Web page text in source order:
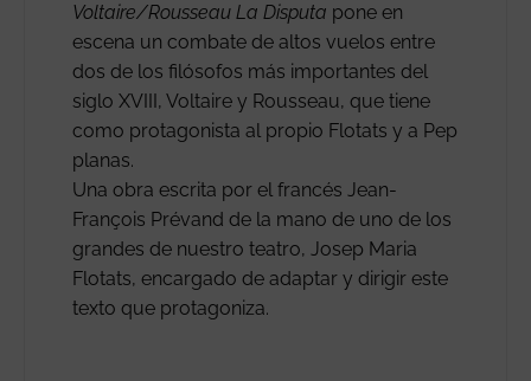
Voltaire/Rousseau La Disputa pone en
escena un combate de altos vuelos entre
dos de los filósofos más importantes del
siglo XVIII, Voltaire y Rousseau, que tiene
como protagonista al propio Flotats y a Pep
planas.
Una obra escrita por el francés Jean-
François Prévand de la mano de uno de los
grandes de nuestro teatro, Josep Maria
Flotats, encargado de adaptar y dirigir este
texto que protagoniza.